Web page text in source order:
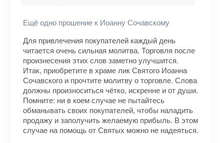
Ещё одно прошение к Иоанну Сочавскому
Для привлечения покупателей каждый день
читается очень сильная молитва. Торговля после
произнесения этих слов заметно улучшится.
Итак, приобретите в храме лик Святого Иоанна
Сочавского и прочтите молитву о торговле. Слова
должны произноситься чётко, искренне и от души.
Помните: ни в коем случае не пытайтесь
обманывать своих покупателей, чтобы наладить
продажу и заполучить желаемую прибыль. В этом
случае на помощь от Святых можно не надеяться.